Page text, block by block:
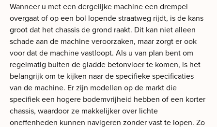
Wanneer u met een dergelijke machine een drempel
overgaat of op een bol lopende straatweg rijdt, is de kans
groot dat het chassis de grond raakt. Dit kan niet alleen
schade aan de machine veroorzaken, maar zorgt er ook
voor dat de machine vastloopt. Als u van plan bent om
regelmatig buiten de gladde betonvloer te komen, is het
belangrijk om te kijken naar de specifieke specificaties
van de machine. Er zijn modellen op de markt die
specifiek een hogere bodemvrijheid hebben of een korter
chassis, waardoor ze makkelijker over lichte
oneffenheden kunnen navigeren zonder vast te lopen. Zo